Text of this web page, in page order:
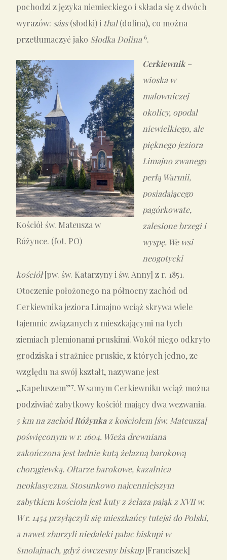
pochodzi z języka niemieckiego i składa się z dwóch
wyrazów: sáss(słodki) i thal(dolina), co można
przetłumaczyć jako Słodka Dolina 6.
Kościół św. Mateusza w
Różynce. (fot. PO)
Cerkiewnik–
wioska w
malowniczej
okolicy, opodal
niewielkiego, ale
pięknego jeziora
Limajno zwanego
perłą Warmii,
posiadającego
pagórkowate,
zalesione brzegi i
wyspę. We wsi
neogotycki
kościół[pw. św. Katarzyny i św. Anny] z r. 1851.
Otoczenie położonego na północny zachód od
Cerkiewnika jeziora Limajno wciąż skrywa wiele
tajemnic związanych z mieszkającymi na tych
ziemiach plemionami pruskimi. Wokół niego odkryto
grodziska i strażnice pruskie, z których jedno, ze
względu na swój kształt, nazywane jest
„Kapeluszem”7. W samym Cerkiewniku wciąż można
podziwiać zabytkowy kościół mający dwa wezwania.
5 km na zachódRóżynkaz kościołem [św. Mateusza]
poświęconym w r. 1604. Wieża drewniana
zakończona jest ładnie kutą żelazną barokową
chorągiewką. Ołtarze barokowe, kazalnica
neoklasyczna. Stosunkowo najcenniejszym
zabytkiem kościoła jest kuty z żelaza pająk z XVII w.
W r. 1454 przyłączyli się mieszkańcy tutejsi do Polski,
a nawet zburzyli niedaleki pałac biskupi w
Smolajnach, gdyż ówczesny biskup[Franciszek]